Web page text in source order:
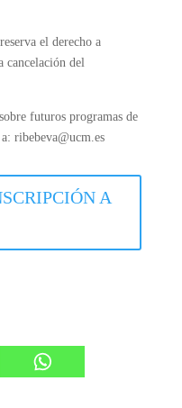
el derecho a
cancelación del
futuros programas de
ribebeva@ucm.es
A